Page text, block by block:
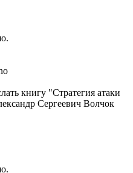
книгу "Стратегия атаки
Сергеевич Волчок